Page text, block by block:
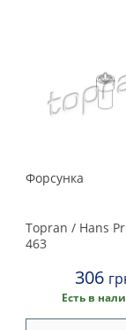
Mercedes
Nissan
Opel
Форсунка
Topran / Hans
463
306
Есть в